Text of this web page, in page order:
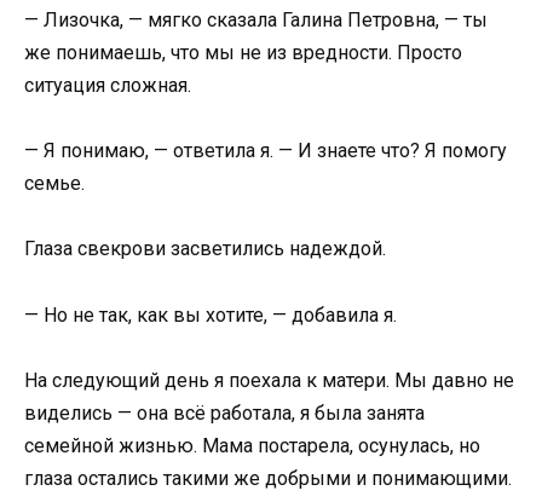
— Лизочка, — мягко сказала Галина Петровна, — ты
же понимаешь, что мы не из вредности. Просто
ситуация сложная.
— Я понимаю, — ответила я. — И знаете что? Я помогу
семье.
Глаза свекрови засветились надеждой.
— Но не так, как вы хотите, — добавила я.
На следующий день я поехала к матери. Мы давно не
виделись — она всё работала, я была занята
семейной жизнью. Мама постарела, осунулась, но
глаза остались такими же добрыми и понимающими.